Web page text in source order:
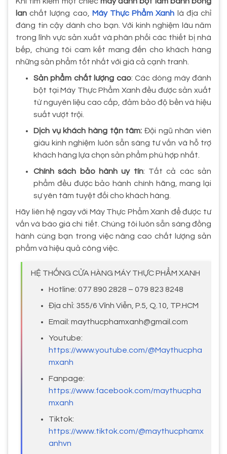
lan chất lượng cao, Máy Thực Phẩm Xanh là địa chỉ
đáng tin cậy dành cho bạn. Với kinh nghiệm lâu năm
trong lĩnh vực sản xuất và phân phối các thiết bị nhà
bếp, chúng tôi cam kết mang đến cho khách hàng
những sản phẩm tốt nhất với giá cả cạnh tranh.
Sản phẩm chất lượng cao: Các dòng máy đánh
bột tại Máy Thực Phẩm Xanh đều được sản xuất
từ nguyên liệu cao cấp, đảm bảo độ bền và hiệu
suất vượt trội.
Dịch vụ khách hàng tận tâm: Đội ngũ nhân viên
giàu kinh nghiệm luôn sẵn sàng tư vấn và hỗ trợ
khách hàng lựa chọn sản phẩm phù hợp nhất.
Chính sách bảo hành uy tín: Tất cả các sản
phẩm đều được bảo hành chính hãng, mang lại
sự yên tâm tuyệt đối cho khách hàng.
Hãy liên hệ ngay với Máy Thực Phẩm Xanh để được tư
vấn và báo giá chi tiết. Chúng tôi luôn sẵn sàng đồng
hành cùng bạn trong việc nâng cao chất lượng sản
phẩm và hiệu quả công việc.
HỆ THỐNG CỬA HÀNG MÁY THỰC PHẨM XANH
Hotline: 077 890 2828 – 079 823 8248
Địa chỉ: 355/6 Vĩnh Viễn, P.5, Q.10, TP.HCM
Email: maythucphamxanh@gmail.com
Youtube:
https://www.youtube.com/@Maythucpha
mxanh
Fanpage:
https://www.facebook.com/maythucpha
mxanh
Tiktok:
https://www.tiktok.com/@maythucphamx
anhvn